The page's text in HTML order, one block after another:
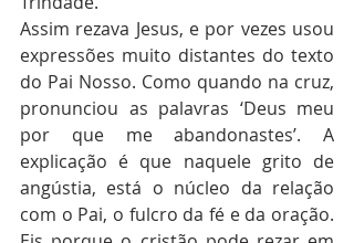
Assim rezava Jesus, e por vezes usou
expressões muito distantes do texto
do Pai Nosso. Como quando na cruz,
pronunciou as palavras ‘Deus meu
por que me abandonastes’. A
explicação é que naquele grito de
angústia, está o núcleo da relação
com o Pai, o fulcro da fé e da oração.